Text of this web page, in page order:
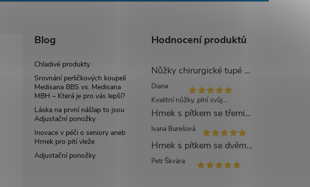
Blog
Chladivé produkty
Srovnání perličkových koupelí
Medisana BBS vs. Medisana
MBH – Která je pro vás lepší?
Láska na první nášlap to jsou
Adjustační ponožky
Inovace v péči o seniory aneb
Hrnek pro pití vleže
Adjustační ponožky
Hodnocení produktů
Nůžky chirurgické tupé zahnuté - 14 cm
Diana
Kvalitní nůžky, plní svůj...
Hrnek s pítkem se třemi víčky mléčný - 250 ml
Ivana Burešová
Hrnek s pítkem se dvěma víčky modrý - 250 ml
Petr Škvára